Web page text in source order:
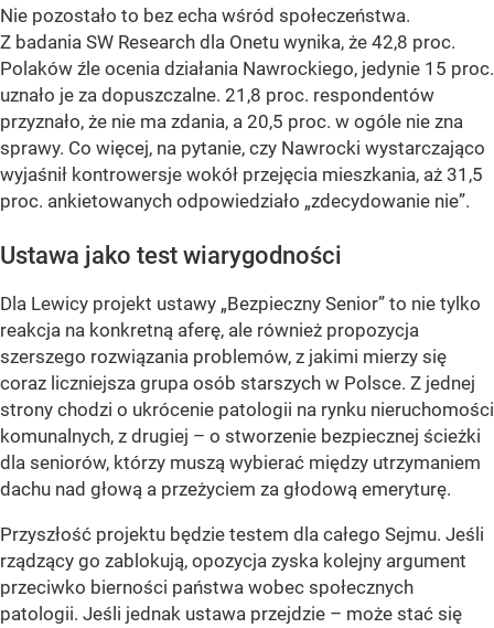
Nie pozostało to bez echa wśród społeczeństwa.
Z badania SW Research dla Onetu wynika, że 42,8 proc.
Polaków źle ocenia działania Nawrockiego, jedynie 15 proc.
uznało je za dopuszczalne. 21,8 proc. respondentów
przyznało, że nie ma zdania, a 20,5 proc. w ogóle nie zna
sprawy. Co więcej, na pytanie, czy Nawrocki wystarczająco
wyjaśnił kontrowersje wokół przejęcia mieszkania, aż 31,5
proc. ankietowanych odpowiedziało „zdecydowanie nie”.
Ustawa jako test wiarygodności
Dla Lewicy projekt ustawy „Bezpieczny Senior” to nie tylko
reakcja na konkretną aferę, ale również propozycja
szerszego rozwiązania problemów, z jakimi mierzy się
coraz liczniejsza grupa osób starszych w Polsce. Z jednej
strony chodzi o ukrócenie patologii na rynku nieruchomości
komunalnych, z drugiej – o stworzenie bezpiecznej ścieżki
dla seniorów, którzy muszą wybierać między utrzymaniem
dachu nad głową a przeżyciem za głodową emeryturę.
Przyszłość projektu będzie testem dla całego Sejmu. Jeśli
rządzący go zablokują, opozycja zyska kolejny argument
przeciwko bierności państwa wobec społecznych
patologii. Jeśli jednak ustawa przejdzie – może stać się